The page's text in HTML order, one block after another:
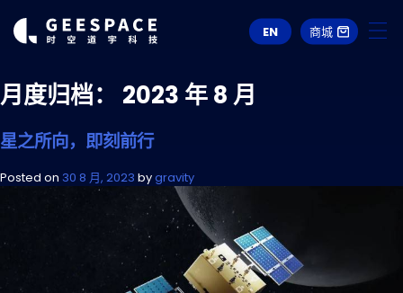
EN 商城
月度归档： 2023 年 8 月
星之所向，即刻前行
Posted on 30 8 月, 2023 bygravity